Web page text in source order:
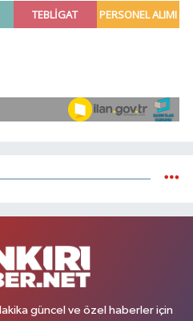
güncel ve özel haberler için